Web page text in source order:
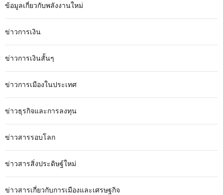
ข้อมูลเกี่ยวกับพลังงานใหม่
ข่าวการเงิน
ข่าวการเงินสั้นๆ
ข่าวการเมืองในประเทศ
ข่าวธุรกิจและการลงทุน
ข่าวสารรอบโลก
ข่าวสารสิ่งประดิษฐ์ใหม่
ข่าวสารเกี่ยวกับการเมืองและเศรษฐกิจ